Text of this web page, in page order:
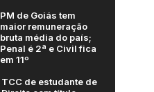
PM de Goiás tem
maior remuneração
bruta média do país;
Penal é 2ª e Civil fica
em 11º
TCC de estudante de